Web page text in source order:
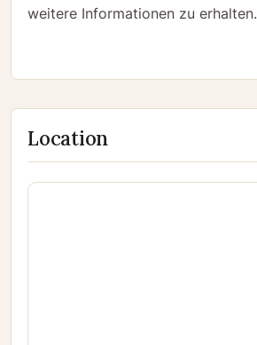
weitere Informationen zu erhalten.
Location